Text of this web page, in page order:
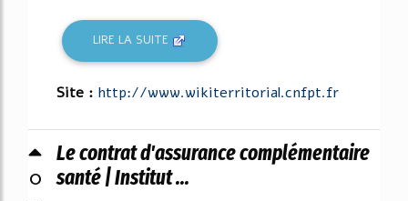
LIRE LA SUITE
Site : http://www.wikiterritorial.cnfpt.fr
0
Le contrat d'assurance complémentaire
santé | Institut ...